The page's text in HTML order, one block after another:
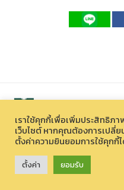
สงวนลิขสิทธิ์ © 2026 องค์การบริห
33 หมู่ที่ 12 ตำบลหนองควาย อำเภอหางดง จั
เราใช้คุกกี้เพื่อเพิ่มประสิทธิภ
เว็บไซต์ หากคุณต้องการเปลี่
ตั้งค่าความยินยอมการใช้คุกกี้
ตั้งค่า ยอมรับ